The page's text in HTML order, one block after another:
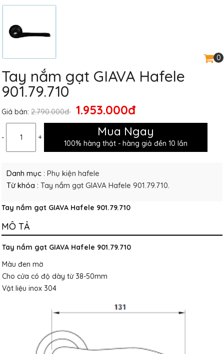
0
Tay nắm gạt GIAVA Hafele
901.79.710
Giá bán: 2.790.000đ 1.953.000đ
- + Mua Ngay
100% hàng thật - hàng giả đền 10 lần
Danh mục : Phụ kiện hafele
Từ khóa : Tay nắm gạt GIAVA Hafele 901.79.710.
Tay nắm gạt GIAVA Hafele 901.79.710
MÔ TẢ
Tay nắm gạt GIAVA Hafele 901.79.710
Màu đen mờ
Cho cửa có độ dày từ 38-50mm
Vật liệu inox 304